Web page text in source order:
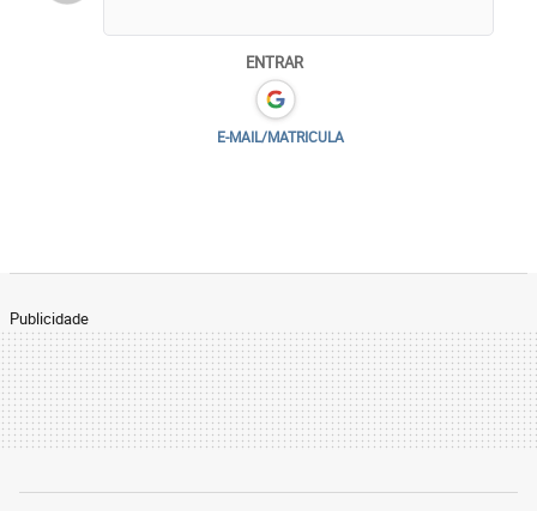
ENTRAR
E-MAIL/MATRICULA
Publicidade